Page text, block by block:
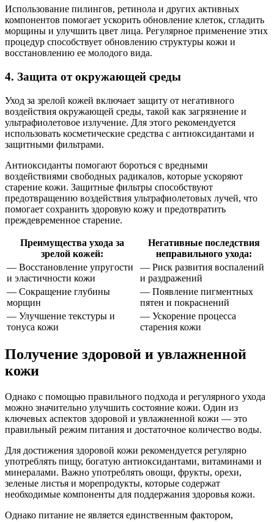
Использование пилингов, ретинола и других активных
компонентов помогает ускорить обновление клеток, сгладить
морщины и улучшить цвет лица. Регулярное применение этих
процедур способствует обновлению структуры кожи и
восстановлению ее молодого вида.
4. Защита от окружающей среды
Уход за зрелой кожей включает защиту от негативного
воздействия окружающей среды, такой как загрязнение и
ультрафиолетовое излучение. Для этого рекомендуется
использовать косметические средства с антиоксидантами и
защитными фильтрами.
Антиоксиданты помогают бороться с вредными
воздействиями свободных радикалов, которые ускоряют
старение кожи. Защитные фильтры способствуют
предотвращению воздействия ультрафиолетовых лучей, что
помогает сохранить здоровую кожу и предотвратить
преждевременное старение.
Преимущества ухода за
зрелой кожей:
Негативные последствия
неправильного ухода:
— Восстановление упругости
и эластичности кожи
— Риск развития воспалений
и раздражений
— Сокращение глубины
морщин
— Появление пигментных
пятен и покраснений
— Улучшение текстуры и
тонуса кожи
— Ускорение процесса
старения кожи
Получение здоровой и увлажненной
кожи
Однако с помощью правильного подхода и регулярного ухода
можно значительно улучшить состояние кожи. Один из
ключевых аспектов здоровой и увлажненной кожи — это
правильный режим питания и достаточное количество воды.
Для достижения здоровой кожи рекомендуется регулярно
употреблять пищу, богатую антиоксидантами, витаминами и
минералами. Важно употреблять овощи, фрукты, орехи,
зеленые листья и морепродукты, которые содержат
необходимые компоненты для поддержания здоровья кожи.
Однако питание не является единственным фактором,